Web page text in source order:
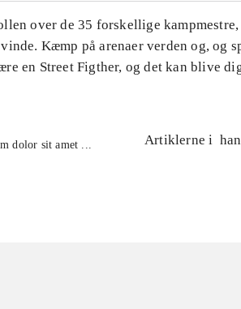
over de 35 forskellige
Kæmp på arenaer verden og, og
en Street Figther, og det kan blive
dolor sit amet ...
Artiklerne i